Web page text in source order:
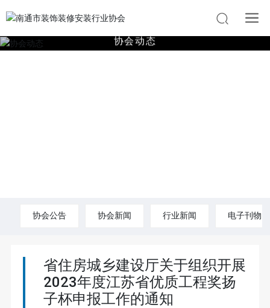
协会动态
协会公告 协会新闻 行业新闻 电子刊物
省住房城乡建设厅关于组织开展
2023年度江苏省优质工程奖扬
子杯申报工作的通知